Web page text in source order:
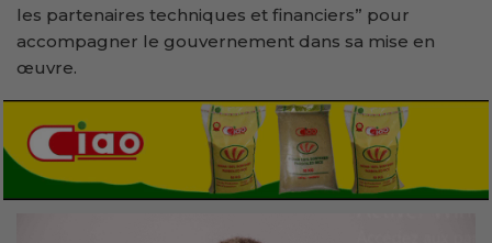
les partenaires techniques et financiers” pour
accompagner le gouvernement dans sa mise en
œuvre.